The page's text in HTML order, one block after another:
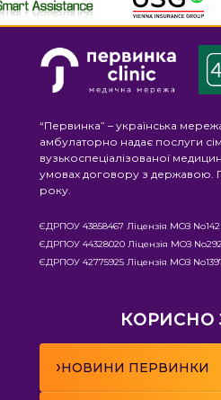
“Первинка” – українська
амбулаторно надає послуги
вузькоспеціалізованої
умовах договору з державою.
року.
ЄДРПОУ 43858467 Ліцензія МОЗ No142
ЄДРПОУ 44328020 Ліцензія МОЗ
ЄДРПОУ 42775925 Ліцензія МОЗ No1397
КОРИСНО
›НОВИНИ ПЕРВИНКИ